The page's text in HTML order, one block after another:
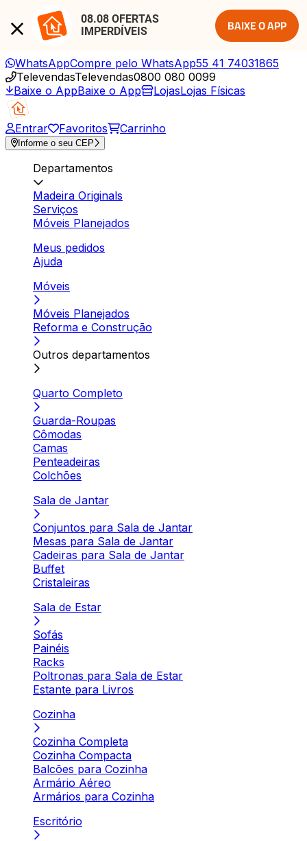
08.08 OFERTAS
IMPERDÍVEIS
BAIXE O APP
WhatsAppCompre pelo WhatsApp55 41 74031865
TelevendasTelevendas0800 080 0099
Baixe o AppBaixe o App LojasLojas Físicas
Entrar Favoritos Carrinho
Informe o seu CEP
Departamentos
Madeira Originals
Serviços
Móveis Planejados
Meus pedidos
Ajuda
Móveis
Móveis Planejados
Reforma e Construção
Outros departamentos
Quarto Completo
Guarda-Roupas
Cômodas
Camas
Penteadeiras
Colchões
Sala de Jantar
Conjuntos para Sala de Jantar
Mesas para Sala de Jantar
Cadeiras para Sala de Jantar
Buffet
Cristaleiras
Sala de Estar
Sofás
Painéis
Racks
Poltronas para Sala de Estar
Estante para Livros
Cozinha
Cozinha Completa
Cozinha Compacta
Balcões para Cozinha
Armário Aéreo
Armários para Cozinha
Escritório